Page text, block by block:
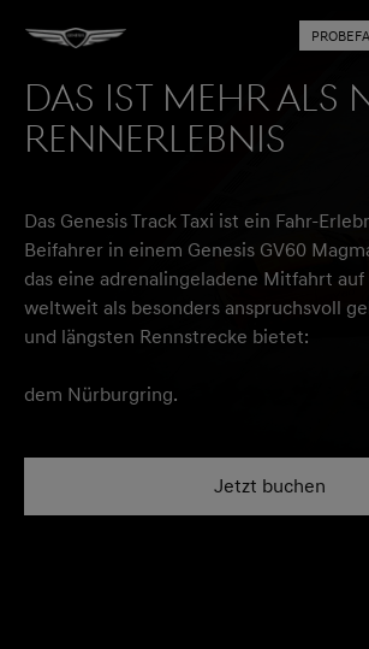
DAS IST MEHR ALS
RENNERLEBNIS
Das Genesis Track Taxi ist ein Fahr-
Beifahrer in einem Genesis GV60
das eine adrenalingeladene Mitfahrt
weltweit als besonders anspruchsvoll
und längsten Rennstrecke bietet:
dem Nürburgring.
Jetzt buchen